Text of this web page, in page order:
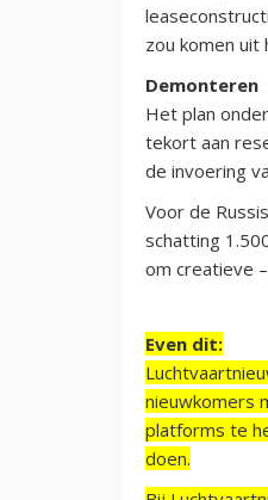
zou komen uit
Demonteren
Het plan
tekort aan
de invoering
Voor de
schatting
om creatieve
Even dit:
nieuwkomers
platforms te
doen.